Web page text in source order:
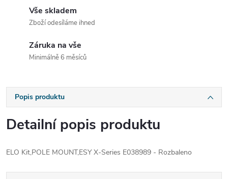
Vše skladem
Zboží odesíláme ihned
Záruka na vše
Minimálně 6 měsíců
Popis produktu
Detailní popis produktu
ELO Kit,POLE MOUNT,ESY X-Series E038989 - Rozbaleno